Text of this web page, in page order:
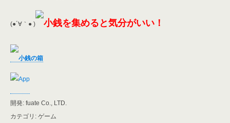
(●´∀｀● ) 小銭を集めると気分がいい！
小銭の箱
開発: fuate Co., LTD.
カテゴリ: ゲーム